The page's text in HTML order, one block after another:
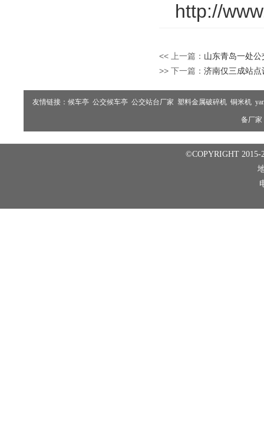
http://
<< 上一篇： 山东青岛一处
>> 下一篇： 济南仅三成站
友情链接： 候车亭 公交候车亭 公交站台厂家 塑料金属破碎机 铜米机
备厂家
©COPYRIGHT 2015-